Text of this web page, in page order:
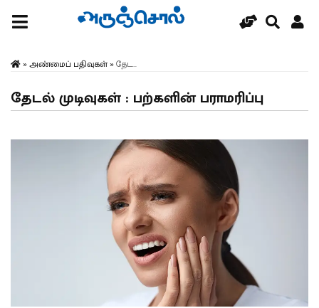
» அண்மைப் பதிவுகள்» தேட...
தேடல் முடிவுகள் : பற்களின் பராமரிப்பு